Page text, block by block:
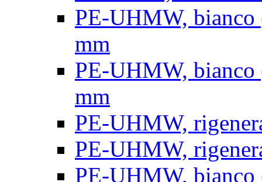
PE-UHMW, bianco
mm
PE-UHMW, bianco
mm
PE-UHMW,
PE-UHMW,
PE-UHMW,